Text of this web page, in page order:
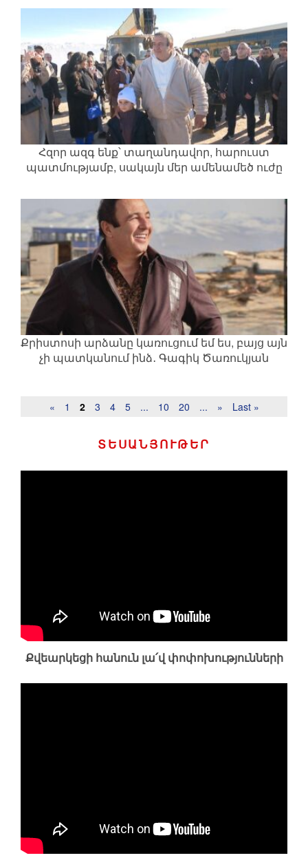
ամփոփման փուլում է
Հզոր ազգ ենք՝ տաղանդավոր, հարուստ
պատմությամբ, սակայն մեր ամենամեծ ուժը
Քրիստոսի արձանը կառուցում եմ ես, բայց այն
չի պատկանում ինձ․ Գագիկ Ծառուկյան
« 1 2 3 4 5 ... 10 20 ... » Last »
ՏԵՍԱՆՅՈՒԹԵՐ
Քվեարկեցի հանուն լա՛վ փոփոխությունների